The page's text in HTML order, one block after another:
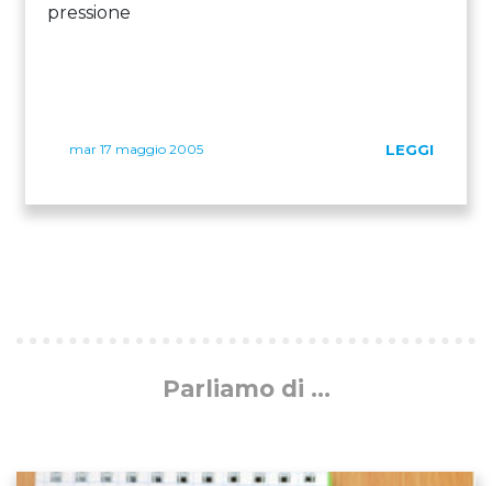
pressione
mar 17 maggio 2005 LEGGI
Parliamo di ...